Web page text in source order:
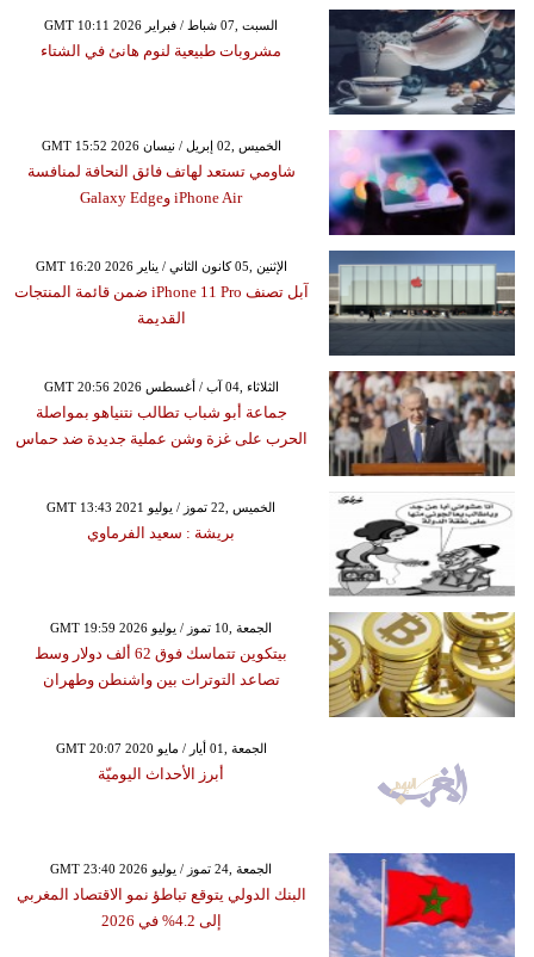
GMT 10:11 2026 السبت ,07 شباط / فبراير
مشروبات طبيعية لنوم هانئ في الشتاء
GMT 15:52 2026 الخميس ,02 إبريل / نيسان
شاومي تستعد لهاتف فائق النحافة لمنافسة
iPhone Air وGalaxy Edge
GMT 16:20 2026 الإثنين ,05 كانون الثاني / يناير
آبل تصنف iPhone 11 Pro ضمن قائمة المنتجات
القديمة
GMT 20:56 2026 الثلاثاء ,04 آب / أغسطس
جماعة أبو شباب تطالب نتنياهو بمواصلة
الحرب على غزة وشن عملية جديدة ضد حماس
GMT 13:43 2021 الخميس ,22 تموز / يوليو
بريشة : سعيد الفرماوي
GMT 19:59 2026 الجمعة ,10 تموز / يوليو
بيتكوين تتماسك فوق 62 ألف دولار وسط
تصاعد التوترات بين واشنطن وطهران
GMT 20:07 2020 الجمعة ,01 أيار / مايو
أبرز الأحداث اليوميّة
GMT 23:40 2026 الجمعة ,24 تموز / يوليو
البنك الدولي يتوقع تباطؤ نمو الاقتصاد المغربي
إلى 4.2% في 2026